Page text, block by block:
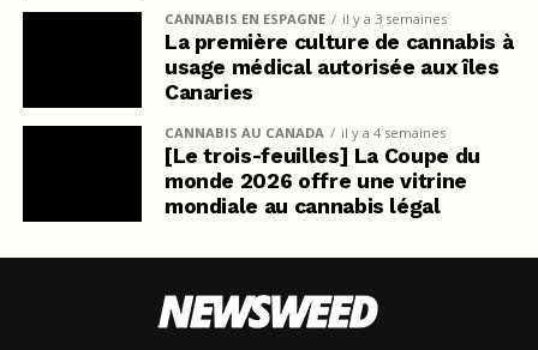
CANNABIS EN ESPAGNE il y a 3 semaines
La première culture de cannabis à
usage médical autorisée aux îles
Canaries
CANNABIS AU CANADA il y a 4 semaines
[Le trois-feuilles] La Coupe du
monde 2026 offre une vitrine
mondiale au cannabis légal